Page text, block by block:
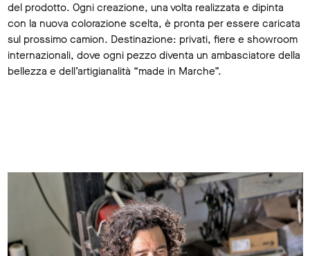
del prodotto. Ogni creazione, una volta realizzata e dipinta
con la nuova colorazione scelta, è pronta per essere caricata
sul prossimo camion. Destinazione: privati, fiere e showroom
internazionali, dove ogni pezzo diventa un ambasciatore della
bellezza e dell’artigianalità “made in Marche”.